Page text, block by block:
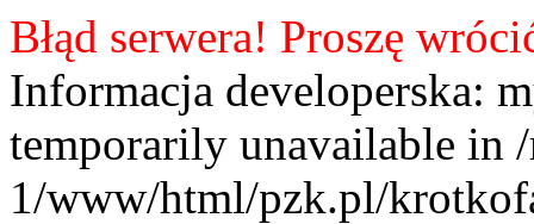
Błąd serwera! Proszę
Informacja developerska:
temporarily unavailable in
1/www/html/pzk.pl/